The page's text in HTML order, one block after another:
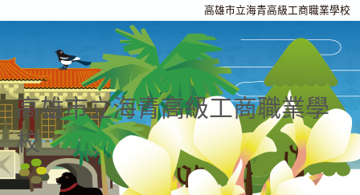
高雄市立海青高級工商職業學校
高雄市立海青高級工商職業學
校